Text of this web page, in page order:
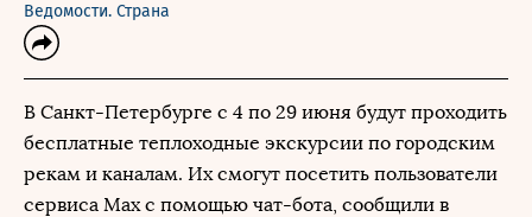
Ведомости. Страна
В Санкт-Петербурге с 4 по 29 июня будут проходить
бесплатные теплоходные экскурсии по городским
рекам и каналам. Их смогут посетить пользователи
сервиса Max с помощью чат-бота, сообщили в